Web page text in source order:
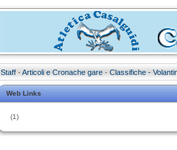
Staff · Articoli e Cronache gare · Classifiche -
Web Links
(1)